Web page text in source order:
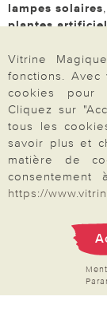
lampes solaires
plantes
N'hésitez pas à
de produits
forcément votre
+ afficher plus ?
Vitrine
fonctions. Avec
cookies pour
Cliquez sur
tous les
savoir plus et
matière de
https://